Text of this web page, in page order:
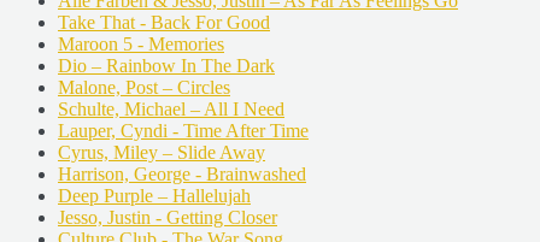
Take That - Back For Good
Maroon 5 - Memories
Dio – Rainbow In The Dark
Malone, Post – Circles
Schulte, Michael – All I Need
Lauper, Cyndi - Time After Time
Cyrus, Miley – Slide Away
Harrison, George - Brainwashed
Deep Purple – Hallelujah
Jesso, Justin - Getting Closer